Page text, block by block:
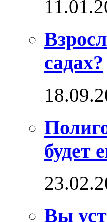
садах?
будет
Вы